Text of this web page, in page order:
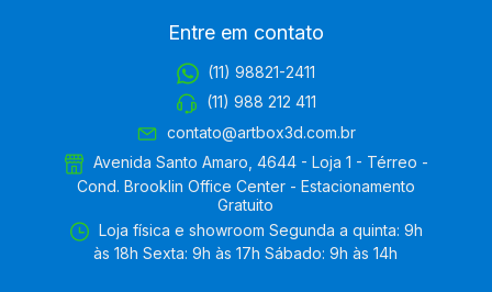
Entre em contato
(11) 98821-2411
(11) 988 212 411
contato@artbox3d.com.br
Avenida Santo Amaro, 4644 - Loja 1 - Térreo -
Cond. Brooklin Office Center - Estacionamento
Gratuito
Loja física e showroom Segunda a quinta: 9h
às 18h Sexta: 9h às 17h Sábado: 9h às 14h